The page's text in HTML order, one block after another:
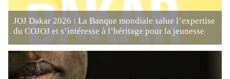
JOJ Dakar 2026 : La Banque mondiale salue l’expertise
du COJOJ et s’intéresse à l’héritage pour la jeunesse